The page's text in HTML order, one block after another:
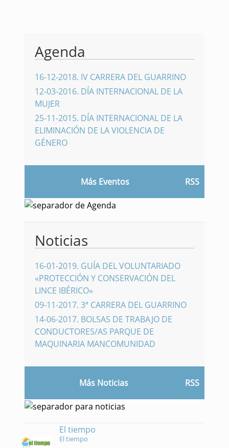
Agenda
16-12-2018. IV CARRERA DEL GUARRINO
12-03-2016. DÍA INTERNACIONAL DE LA
MUJER
25-11-2015. DÍA INTERNACIONAL DE LA
ELIMINACIÓN DE LA VIOLENCIA DE
GÉNERO
Más Eventos RSS
Noticias
16-01-2019. GUÍA DEL VOLUNTARIADO
«PROTECCIÓN Y CONSERVACIÓN DEL
LINCE IBÉRICO»
09-11-2017. 3ª CARRERA DEL GUARRINO
14-06-2017. BOLSAS DE TRABAJO DE
CONDUCTORES/AS PARQUE DE
MAQUINARIA MANCOMUNIDAD
Más Noticias RSS
El tiempo
El tiempo